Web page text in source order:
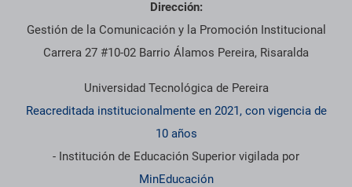
Dirección:
Gestión de la Comunicación y la Promoción Institucional
Carrera 27 #10-02 Barrio Álamos Pereira, Risaralda
Universidad Tecnológica de Pereira
Reacreditada institucionalmente en 2021, con vigencia de
10 años
- Institución de Educación Superior vigilada por
MinEducación